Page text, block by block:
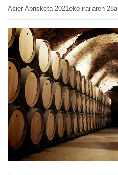
Asier Abrisketa 2021eko irailaren 28a